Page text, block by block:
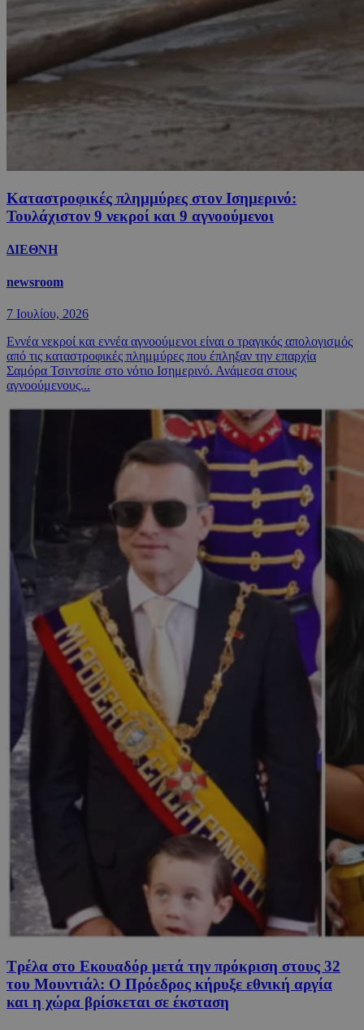
Καταστροφικές πλημμύρες στον Ισημερινό:
Τουλάχιστον 9 νεκροί και 9 αγνοούμενοι
ΔΙΕΘΝΗ
newsroom
7 Ιουλίου, 2026
Εννέα νεκροί και εννέα αγνοούμενοι είναι ο τραγικός απολογισμός
από τις καταστροφικές πλημμύρες που έπληξαν την επαρχία
Σαμόρα Τσιντσίπε στο νότιο Ισημερινό. Ανάμεσα στους
αγνοούμενους...
Τρέλα στο Εκουαδόρ μετά την πρόκριση στους 32
του Μουντιάλ: Ο Πρόεδρος κήρυξε εθνική αργία
και η χώρα βρίσκεται σε έκσταση